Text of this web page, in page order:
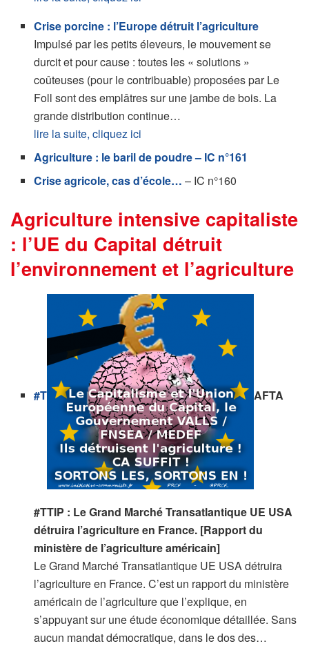
Crise porcine : l’Europe détruit l’agriculture
Impulsé par les petits éleveurs, le mouvement se
durcit et pour cause : toutes les « solutions »
coûteuses (pour le contribuable) proposées par Le
Foll sont des emplâtres sur une jambe de bois. La
grande distribution continue…
lire la suite, cliquez ici
Agriculture : le baril de poudre – IC n°161
Crise agricole, cas d’école… – IC n°160
Agriculture intensive capitaliste
: l’UE du Capital détruit
l’environnement et l’agriculture
#T AFTA
#TTIP : Le Grand Marché Transatlantique UE USA
détruira l’agriculture en France. [Rapport du
ministère de l’agriculture américain]
Le Grand Marché Transatlantique UE USA détruira
l’agriculture en France. C’est un rapport du ministère
américain de l’agriculture que l’explique, en
s’appuyant sur une étude économique détaillée. Sans
aucun mandat démocratique, dans le dos des…